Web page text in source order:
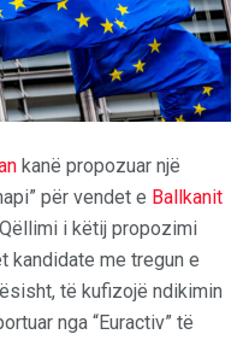
kanë propozuar një
për vendet e Ballkanit
i këtij propozimi
kandidate me tregun e
të kufizojë ndikimin
nga “Euractiv” të